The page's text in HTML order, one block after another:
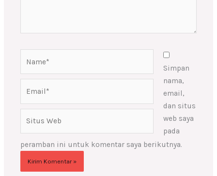
Simpan
nama,
email,
dan situs
web saya
pada
peramban ini untuk komentar saya berikutnya.